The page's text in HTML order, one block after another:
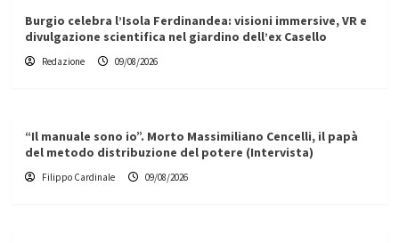
Burgio celebra l’Isola Ferdinandea: visioni immersive, VR e
divulgazione scientifica nel giardino dell’ex Casello
Redazione 09/08/2026
“Il manuale sono io”. Morto Massimiliano Cencelli, il papà
del metodo distribuzione del potere (Intervista)
Filippo Cardinale 09/08/2026